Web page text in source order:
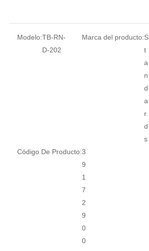
Modelo:TB-RN-
D-202
Marca del producto:S
t
a
n
d
a
r
d
s
Código De Producto:3
9
1
7
2
9
0
0